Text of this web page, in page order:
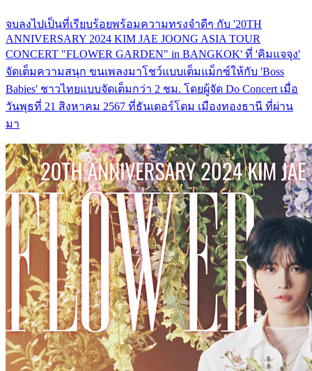
จบลงไปเป็นที่เรียบร้อยพร้อมความทรงจำดีๆ กับ '20TH
ANNIVERSARY 2024 KIM JAE JOONG ASIA TOUR
CONCERT "FLOWER GARDEN" in BANGKOK' ที่ 'คิมแจจุง'
จัดเต็มความสนุก ขนเพลงมาโชว์แบบเต็มแม็กซ์ให้กับ 'Boss
Babies' ชาวไทยแบบจัดเต็มกว่า 2 ชม. โดยผู้จัด Do Concert เมื่อ
วันพุธที่ 21 สิงหาคม 2567 ที่ธันเดอร์โดม เมืองทองธานี ที่ผ่าน
มา